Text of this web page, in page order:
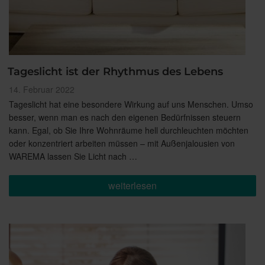
Tageslicht ist der Rhythmus des Lebens
Veröffentlicht
am
14. Februar 2022
Tageslicht hat eine besondere Wirkung auf uns Menschen. Umso
besser, wenn man es nach den eigenen Bedürfnissen steuern
kann. Egal, ob Sie Ihre Wohnräume hell durchleuchten möchten
oder konzentriert arbeiten müssen – mit Außenjalousien von
WAREMA lassen Sie Licht nach …
„Tageslicht
ist
weiterlesen